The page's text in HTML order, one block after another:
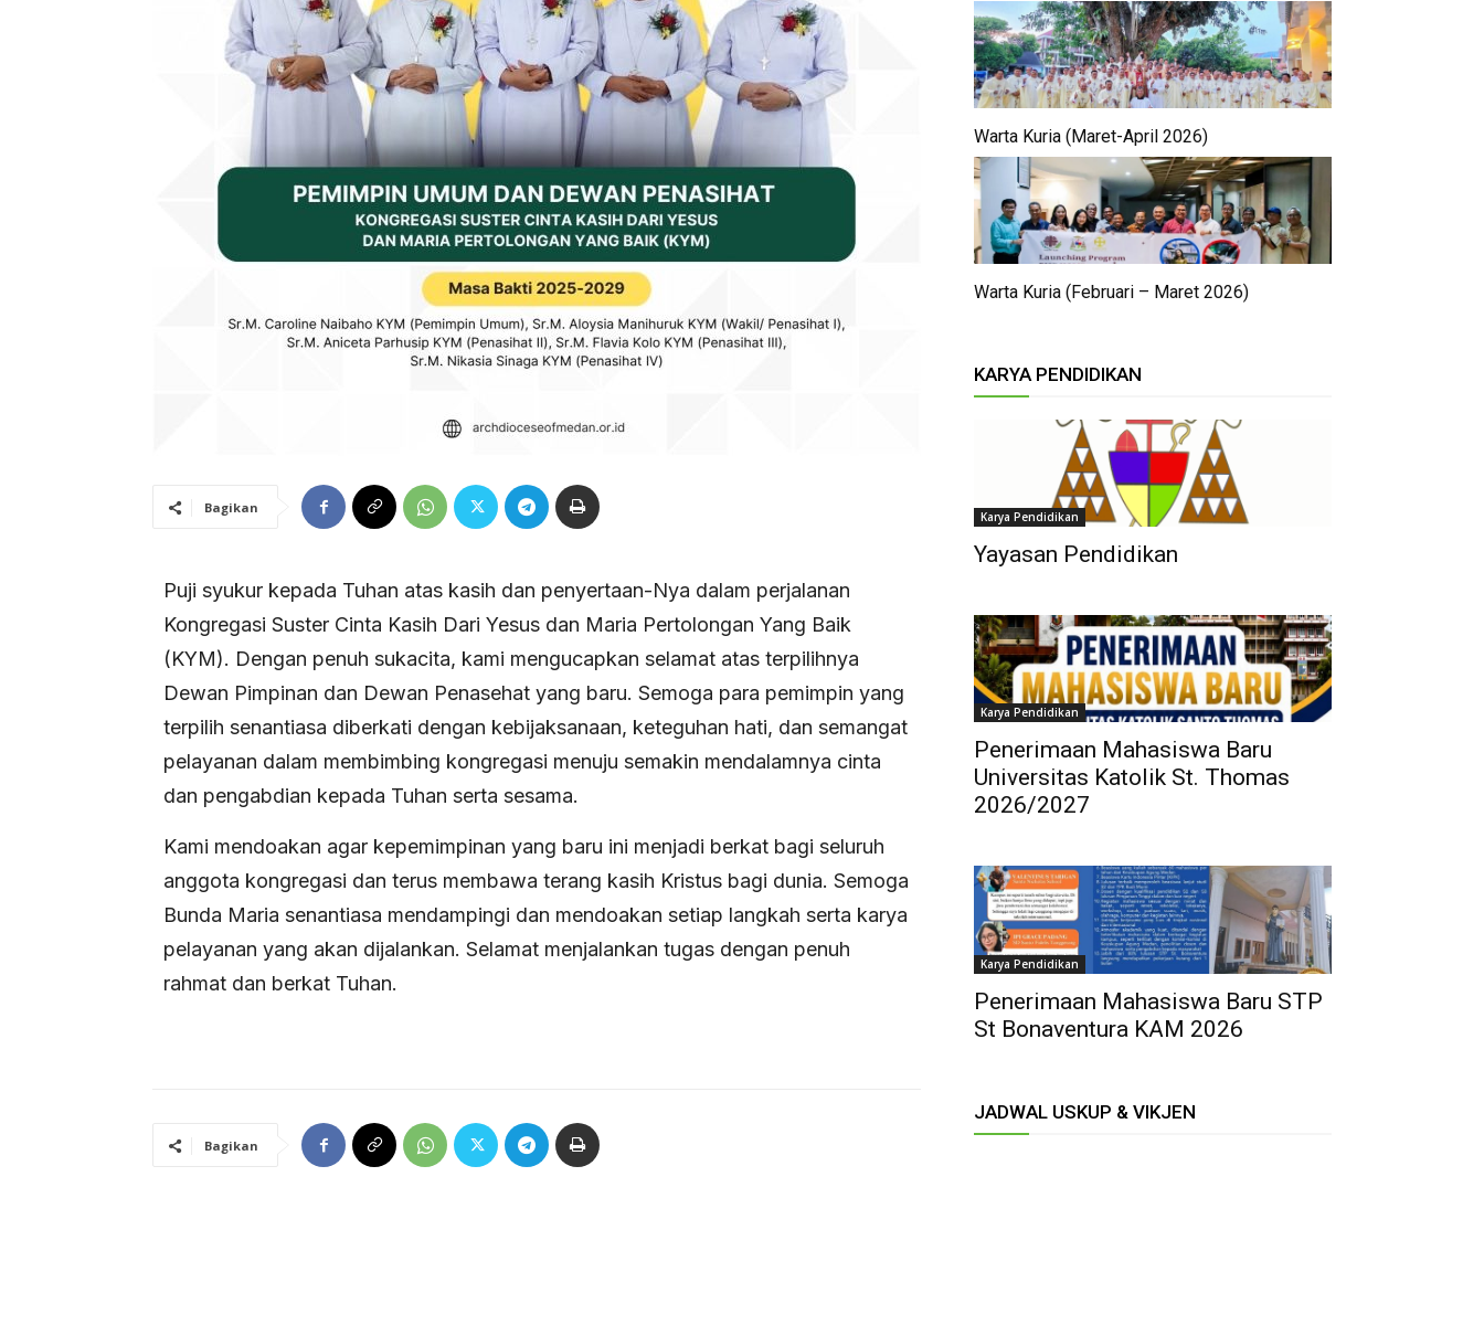
Bagikan
Puji syukur kepada Tuhan atas kasih dan penyertaan-Nya dalam perjalanan
Kongregasi Suster Cinta Kasih Dari Yesus dan Maria Pertolongan Yang Baik
(KYM). Dengan penuh sukacita, kami mengucapkan selamat atas terpilihnya
Dewan Pimpinan dan Dewan Penasehat yang baru. Semoga para pemimpin yang
terpilih senantiasa diberkati dengan kebijaksanaan, keteguhan hati, dan semangat
pelayanan dalam membimbing kongregasi menuju semakin mendalamnya cinta
dan pengabdian kepada Tuhan serta sesama.
Kami mendoakan agar kepemimpinan yang baru ini menjadi berkat bagi seluruh
anggota kongregasi dan terus membawa terang kasih Kristus bagi dunia. Semoga
Bunda Maria senantiasa mendampingi dan mendoakan setiap langkah serta karya
pelayanan yang akan dijalankan. Selamat menjalankan tugas dengan penuh
rahmat dan berkat Tuhan.
Bagikan
Warta Kuria (Maret-April 2026)
Warta Kuria (Februari – Maret 2026)
KARYA PENDIDIKAN
Karya Pendidikan
Yayasan Pendidikan
Karya Pendidikan
Penerimaan Mahasiswa Baru
Universitas Katolik St. Thomas
2026/2027
Karya Pendidikan
Penerimaan Mahasiswa Baru STP
St Bonaventura KAM 2026
JADWAL USKUP & VIKJEN